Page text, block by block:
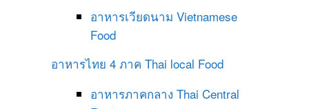
อาหารเวียดนาม Vietnamese
Food
อาหารไทย 4 ภาค Thai local Food
อาหารภาคกลาง Thai Central